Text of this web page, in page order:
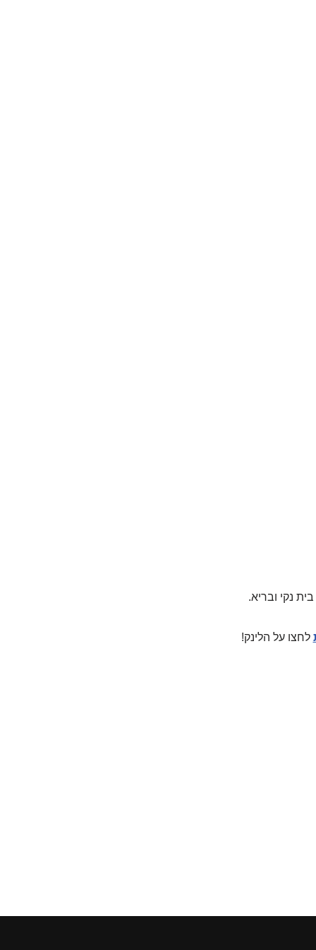
נקי ובריא.
לחצו על הלינק!